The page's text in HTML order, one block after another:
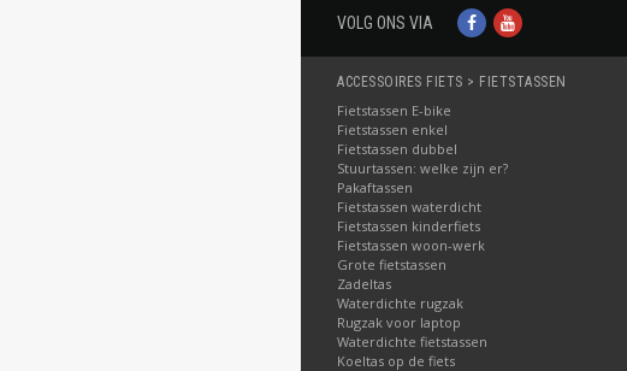
VOLG ONS VIA
ACCESSOIRES FIETS > FIETSTASSEN
Fietstassen E-bike
Fietstassen enkel
Fietstassen dubbel
Stuurtassen: welke zijn er?
Pakaftassen
Fietstassen waterdicht
Fietstassen kinderfiets
Fietstassen woon-werk
Grote fietstassen
Zadeltas
Waterdichte rugzak
Rugzak voor laptop
Waterdichte fietstassen
Koeltas op de fiets